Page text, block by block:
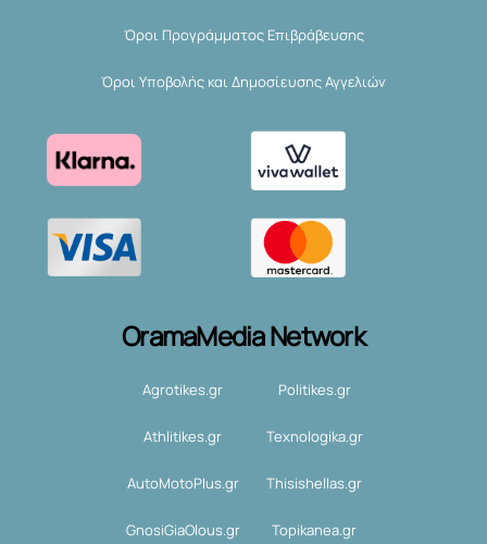
Όροι Προγράμματος Επιβράβευσης
Όροι Υποβολής και Δημοσίευσης Αγγελιών
OramaMedia Network
Agrotikes.gr Politikes.gr
Athlitikes.gr Texnologika.gr
AutoMotoPlus.gr Thisishellas.gr
GnosiGiaOlous.gr Topikanea.gr